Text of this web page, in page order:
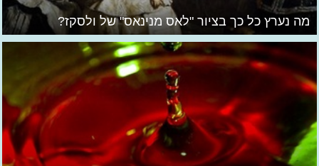
מה נערץ כל כך בציור "לאס מנינאס" של ולסקז?